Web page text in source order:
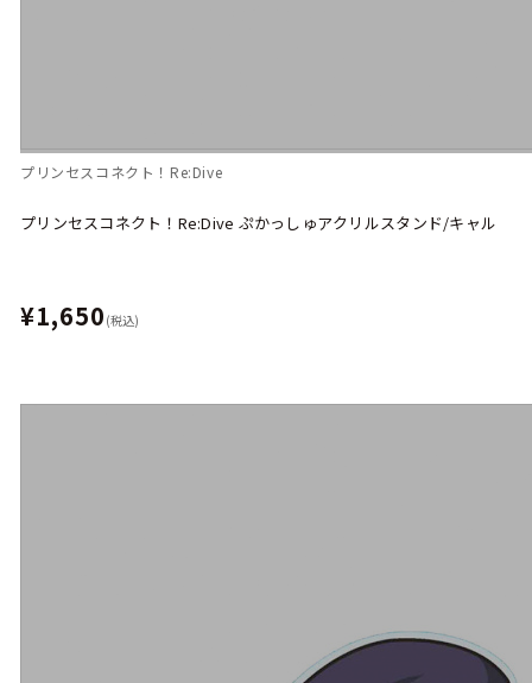
プリンセスコネクト！Re:Dive
プリンセスコネクト！Re:Dive ぷかっしゅアクリルスタンド/キャル
¥1,650 (税込)